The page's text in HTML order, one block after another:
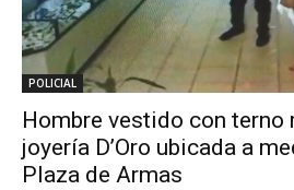
POLICIAL
Hombre vestido con terno
joyería D’Oro ubicada a
Plaza de Armas